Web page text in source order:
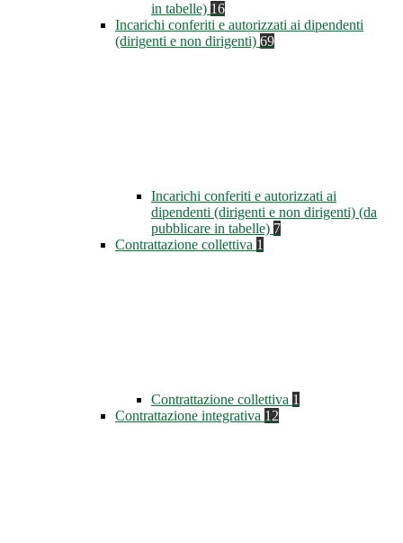
in tabelle) 16
Incarichi conferiti e autorizzati ai dipendenti
(dirigenti e non dirigenti) 69
Incarichi conferiti e autorizzati ai
dipendenti (dirigenti e non dirigenti) (da
pubblicare in tabelle) 7
Contrattazione collettiva 1
Contrattazione collettiva 1
Contrattazione integrativa 12